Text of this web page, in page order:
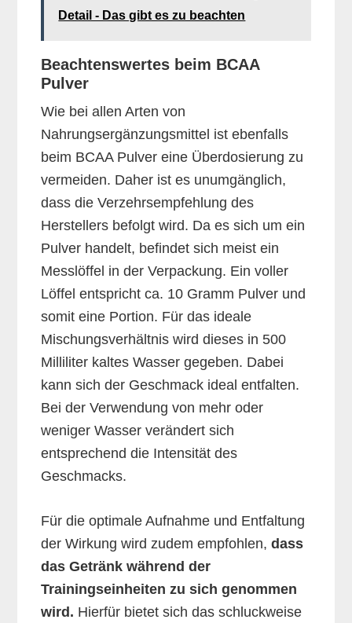
Detail - Das gibt es zu beachten
Beachtenswertes beim BCAA
Pulver
Wie bei allen Arten von
Nahrungsergänzungsmittel ist ebenfalls
beim BCAA Pulver eine Überdosierung zu
vermeiden. Daher ist es unumgänglich,
dass die Verzehrsempfehlung des
Herstellers befolgt wird. Da es sich um ein
Pulver handelt, befindet sich meist ein
Messlöffel in der Verpackung. Ein voller
Löffel entspricht ca. 10 Gramm Pulver und
somit eine Portion. Für das ideale
Mischungsverhältnis wird dieses in 500
Milliliter kaltes Wasser gegeben. Dabei
kann sich der Geschmack ideal entfalten.
Bei der Verwendung von mehr oder
weniger Wasser verändert sich
entsprechend die Intensität des
Geschmacks.
Für die optimale Aufnahme und Entfaltung
der Wirkung wird zudem empfohlen,dass
das Getränk während der
Trainingseinheiten zu sich genommen
wird. Hierfür bietet sich das schluckweise